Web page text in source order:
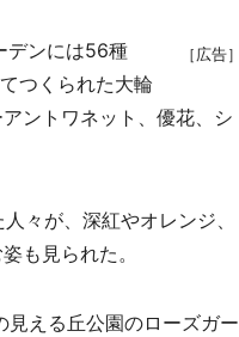
［広告］
デンには56種
つくられた大輪
ントワネット、優花、シ
々が、深紅やオレンジ、
も見られた。
える丘公園のローズガー